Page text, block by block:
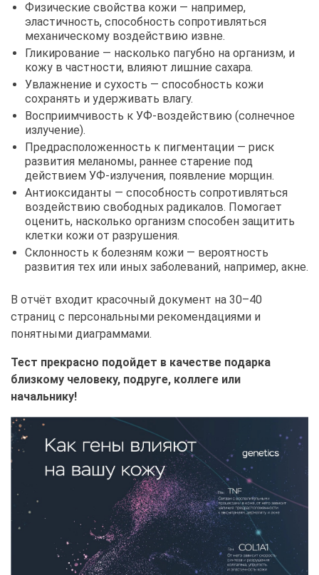
Физические свойства кожи — например,
эластичность, способность сопротивляться
механическому воздействию извне.
Гликирование — насколько пагубно на организм, и
кожу в частности, влияют лишние сахара.
Увлажнение и сухость — способность кожи
сохранять и удерживать влагу.
Восприимчивость к УФ-воздействию (солнечное
излучение).
Предрасположенность к пигментации — риск
развития меланомы, раннее старение под
действием УФ-излучения, появление морщин.
Антиоксиданты — способность сопротивляться
воздействию свободных радикалов. Помогает
оценить, насколько организм способен защитить
клетки кожи от разрушения.
Склонность к болезням кожи — вероятность
развития тех или иных заболеваний, например, акне.
В отчёт входит красочный документ на 30–40
страниц с персональными рекомендациями и
понятными диаграммами.
Тест прекрасно подойдет в качестве подарка
близкому человеку, подруге, коллеге или
начальнику!